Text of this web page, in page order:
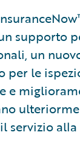
supporto
un
per le
e
servizio